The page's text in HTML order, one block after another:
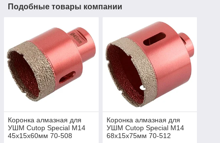
Подобные товары компании
Коронка алмазная для
УШМ Cutop Special М14
45х15х60мм 70-508
Коронка алмазная для
УШМ Cutop Special М14
68х15х75мм 70-512